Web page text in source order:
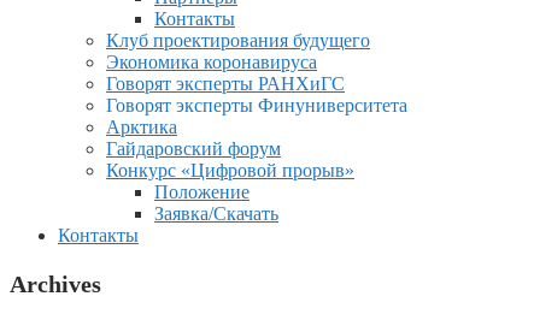
Контакты
Клуб проектирования будущего
Экономика коронавируса
Говорят эксперты РАНХиГС
Говорят эксперты Финуниверситета
Арктика
Гайдаровский форум
Конкурс «Цифровой прорыв»
Положение
Заявка/Скачать
Контакты
Archives